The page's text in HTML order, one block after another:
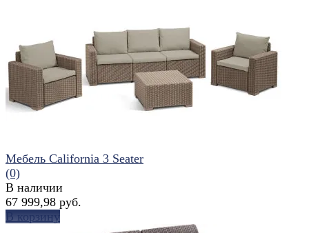
избранное сравнить
Мебель California 3 Seater
(0)
В наличии
67 999,98 руб.
В корзину